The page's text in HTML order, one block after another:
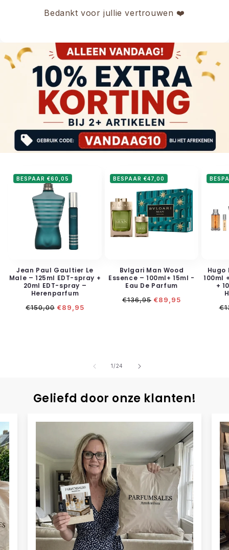
Bedankt voor jullie vertrouwen ❤️
BESPAAR €60,05
Jean Paul Gaultier Le
Male – 125ml EDT-spray +
20ml EDT-spray –
Herenparfum
Normale
€150,00 Aanbiedingsprijs
€89,95
BESPAAR €47,00
Bvlgari Man Wood
Essence – 100ml+ 15ml -
Eau De Parfum
Normale
€136,95 Aanbiedingsprijs
€89,95
Hugo
100ml
+
1/van
24
Geliefd door onze klanten!